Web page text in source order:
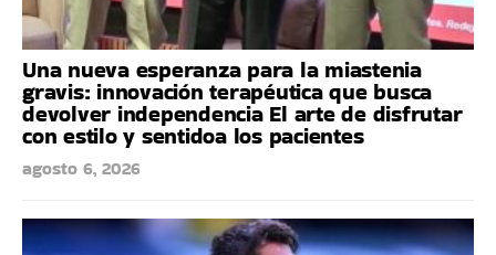
Una nueva esperanza para la miastenia
gravis: innovación terapéutica que busca
devolver independencia El arte de disfrutar
con estilo y sentidoa los pacientes
agosto 6, 2026